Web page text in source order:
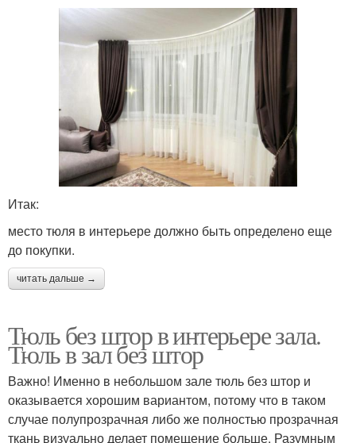
Итак:
место тюля в интерьере должно быть определено еще
до покупки.
читать дальше →
Тюль без штор в интерьере зала.
Тюль в зал без штор
Важно! Именно в небольшом зале тюль без штор и
оказывается хорошим вариантом, потому что в таком
случае полупрозрачная либо же полностью прозрачная
ткань визуально делает помещение больше. Разумным